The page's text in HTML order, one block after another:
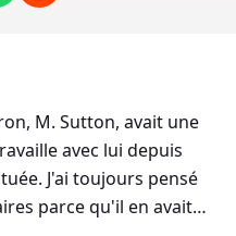
M. Sutton, avait une
avec lui depuis
J'ai toujours pensé
parce qu'il en avait